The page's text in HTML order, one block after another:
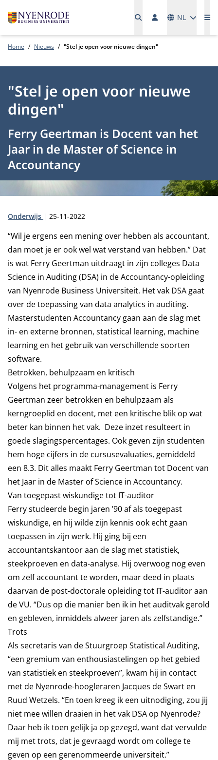
NL
Home Nieuws "Stel je open voor nieuwe dingen"
"Stel je open voor nieuwe
dingen"
Ferry Geertman is Docent van het
Jaar in de Master of Science in
Accountancy
Type:
Onderwijs Publicatiedatum:
25-11-2022
“Wil je ergens een mening over hebben als accountant,
dan moet je er ook wel wat verstand van hebben.” Dat
is wat Ferry Geertman uitdraagt in zijn colleges Data
Science in Auditing (DSA) in de Accountancy-opleiding
van Nyenrode Business Universiteit. Het vak DSA gaat
over de toepassing van data analytics in auditing.
Masterstudenten Accountancy gaan aan de slag met
in- en externe bronnen, statistical learning, machine
learning en het gebruik van verschillende soorten
software.
Betrokken, behulpzaam en kritisch
Volgens het programma-management is Ferry
Geertman zeer betrokken en behulpzaam als
kerngroeplid en docent, met een kritische blik op wat
beter kan binnen het vak. Deze inzet resulteert in
goede slagingspercentages. Ook geven zijn studenten
hem hoge cijfers in de cursusevaluaties, gemiddeld
een 8.3. Dit alles maakt Ferry Geertman tot Docent van
het Jaar in de Master of Science in Accountancy.
Van toegepast wiskundige tot IT-auditor
Ferry studeerde begin jaren ’90 af als toegepast
wiskundige, en hij wilde zijn kennis ook echt gaan
toepassen in zijn werk. Hij ging bij een
accountantskantoor aan de slag met statistiek,
steekproeven en data-analyse. Hij overwoog nog even
om zelf accountant te worden, maar deed in plaats
daarvan de post-doctorale opleiding tot IT-auditor aan
de VU. “Dus op die manier ben ik in het auditvak gerold
en gebleven, inmiddels alweer jaren als zelfstandige.”
Trots
Als secretaris van de Stuurgroep Statistical Auditing,
“een gremium van enthousiastelingen op het gebied
van statistiek en steekproeven”, kwam hij in contact
met de Nyenrode-hoogleraren Jacques de Swart en
Ruud Wetzels. “En toen kreeg ik een uitnodiging, zou jij
niet mee willen draaien in het vak DSA op Nyenrode?
Daar heb ik toen gelijk ja op gezegd, want dat vervulde
mij met trots, dat je gevraagd wordt om college te
geven op een gerenommeerde universiteit.”